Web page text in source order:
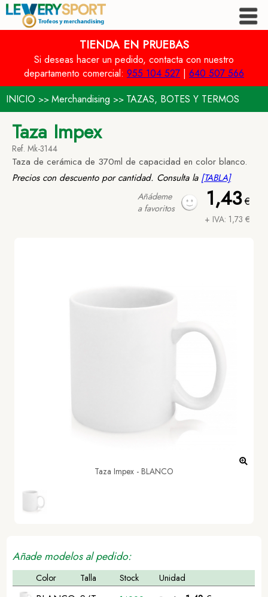
TIENDA EN PRUEBAS
Si deseas hacer un pedido, contacta con nuestro
departamento comercial: 955 104 527 | 640 507 566
INICIO >> Merchandising >> TAZAS, BOTES Y TERMOS
Taza Impex
Ref. Mk-3144
Taza de cerámica de 370ml de capacidad en color blanco.
Precios con descuento por cantidad. Consulta la [TABLA]
1,43€
+ IVA: 1,73 €
Añádeme
a favoritos
Taza Impex - BLANCO
Añade modelos al pedido:
Color Talla Stock Unidad